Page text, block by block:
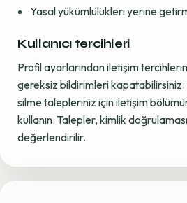
Yasal yükümlülükleri yerine
Kullanıcı tercihleri
Profil ayarlarından iletişim
gereksiz bildirimleri
silme talepleriniz için iletişim
kullanın. Talepler, kimlik
değerlendirilir.